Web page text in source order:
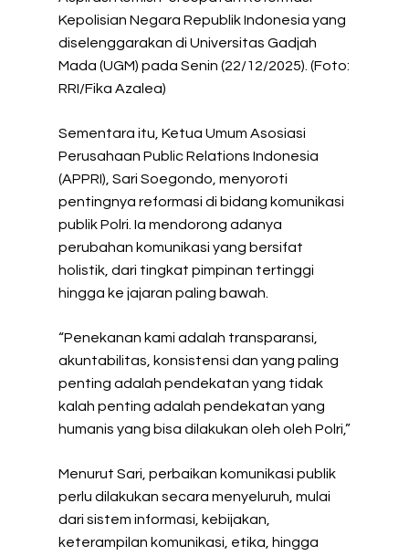
Kepolisian Negara Republik Indonesia yang
diselenggarakan di Universitas Gadjah
Mada (UGM) pada Senin (22/12/2025). (Foto:
RRI/Fika Azalea)
Sementara itu, Ketua Umum Asosiasi
Perusahaan Public Relations Indonesia
(APPRI), Sari Soegondo, menyoroti
pentingnya reformasi di bidang komunikasi
publik Polri. Ia mendorong adanya
perubahan komunikasi yang bersifat
holistik, dari tingkat pimpinan tertinggi
hingga ke jajaran paling bawah.
“Penekanan kami adalah transparansi,
akuntabilitas, konsistensi dan yang paling
penting adalah pendekatan yang tidak
kalah penting adalah pendekatan yang
humanis yang bisa dilakukan oleh oleh Polri,”
Menurut Sari, perbaikan komunikasi publik
perlu dilakukan secara menyeluruh, mulai
dari sistem informasi, kebijakan,
keterampilan komunikasi, etika, hingga